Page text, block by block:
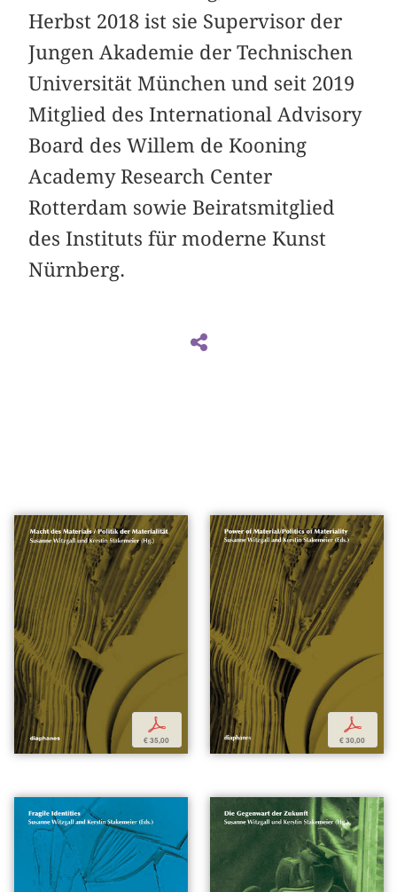
Herbst 2018 ist sie Supervisor der
Jungen Akademie der Technischen
Universität München und seit 2019
Mitglied des International Advisory
Board des Willem de Kooning
Academy Research Center
Rotterdam sowie Beiratsmitglied
des Instituts für moderne Kunst
Nürnberg.
p
€ 35,00
p
€ 30,00